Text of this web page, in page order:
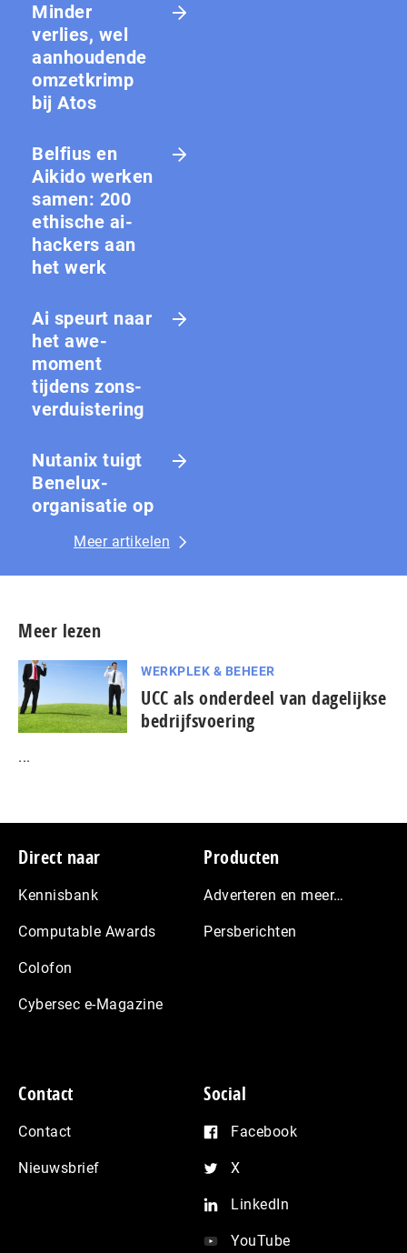
Minder
verlies, wel
aanhoudende
omzetkrimp
bij Atos
Belfius en
Aikido werken
samen: 200
ethische ai-
hackers aan
het werk
Ai speurt naar
het awe-
moment
tijdens zons­
ver­duis­te­ring
Nutanix tuigt
Benelux-
organisatie op
Meer artikelen
Meer lezen
WERKPLEK & BEHEER
UCC als onderdeel van dagelijkse
bedrijfsvoering
...
Footer
Direct naar
Kennisbank
Computable Awards
Colofon
Cybersec e-Magazine
Producten
Adverteren en meer…
Persberichten
Contact
Contact
Nieuwsbrief
Social
Facebook
X
LinkedIn
YouTube